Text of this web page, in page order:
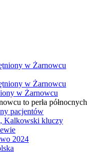
w Żarnowcu
to perła północnych
pacjentów
Kalkowski kluczy
2024